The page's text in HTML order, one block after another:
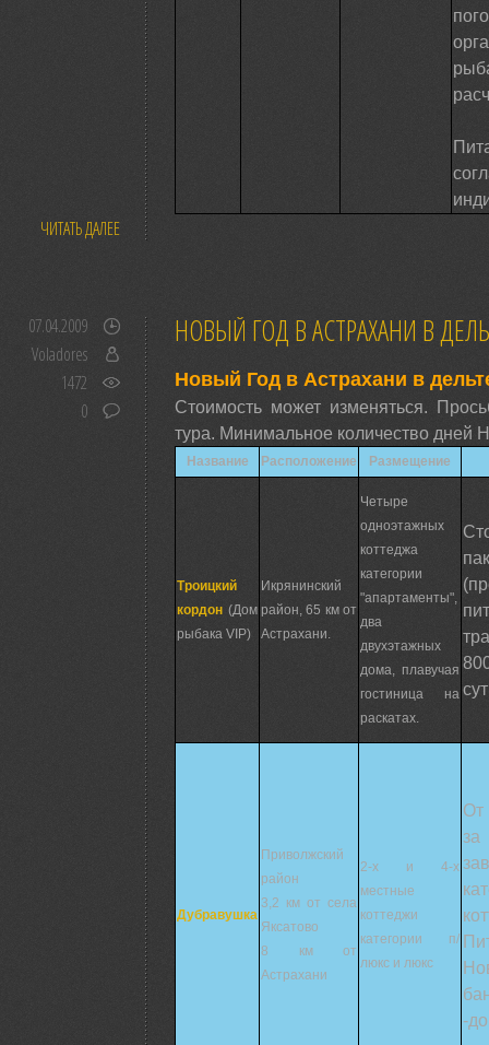
ЧИТАТЬ ДАЛЕЕ
НОВЫЙ ГОД В АСТРАХАНИ В
Новый Год в Астрахани в
Стоимость может изменяться.
тура. Минимальное количество дней
Название Расположение Размещение
Троицкий
кордон (Дом
рыбака VIP)
Икрянинский
район, 65 км от
Астрахани.
Четыре
одноэтажных
коттеджа
категории
"апартаменты",
два
двухэтажных
дома, плавучая
гостиница на
раскатах.
Дубравушка
Приволжский
район
3,2 км от села
Яксатово
8 км от
Астрахани
2-х и 4-х
местные
коттеджи
категории п/
люкс и люкс
От
-
07.04.2009
Voladores
1472
0